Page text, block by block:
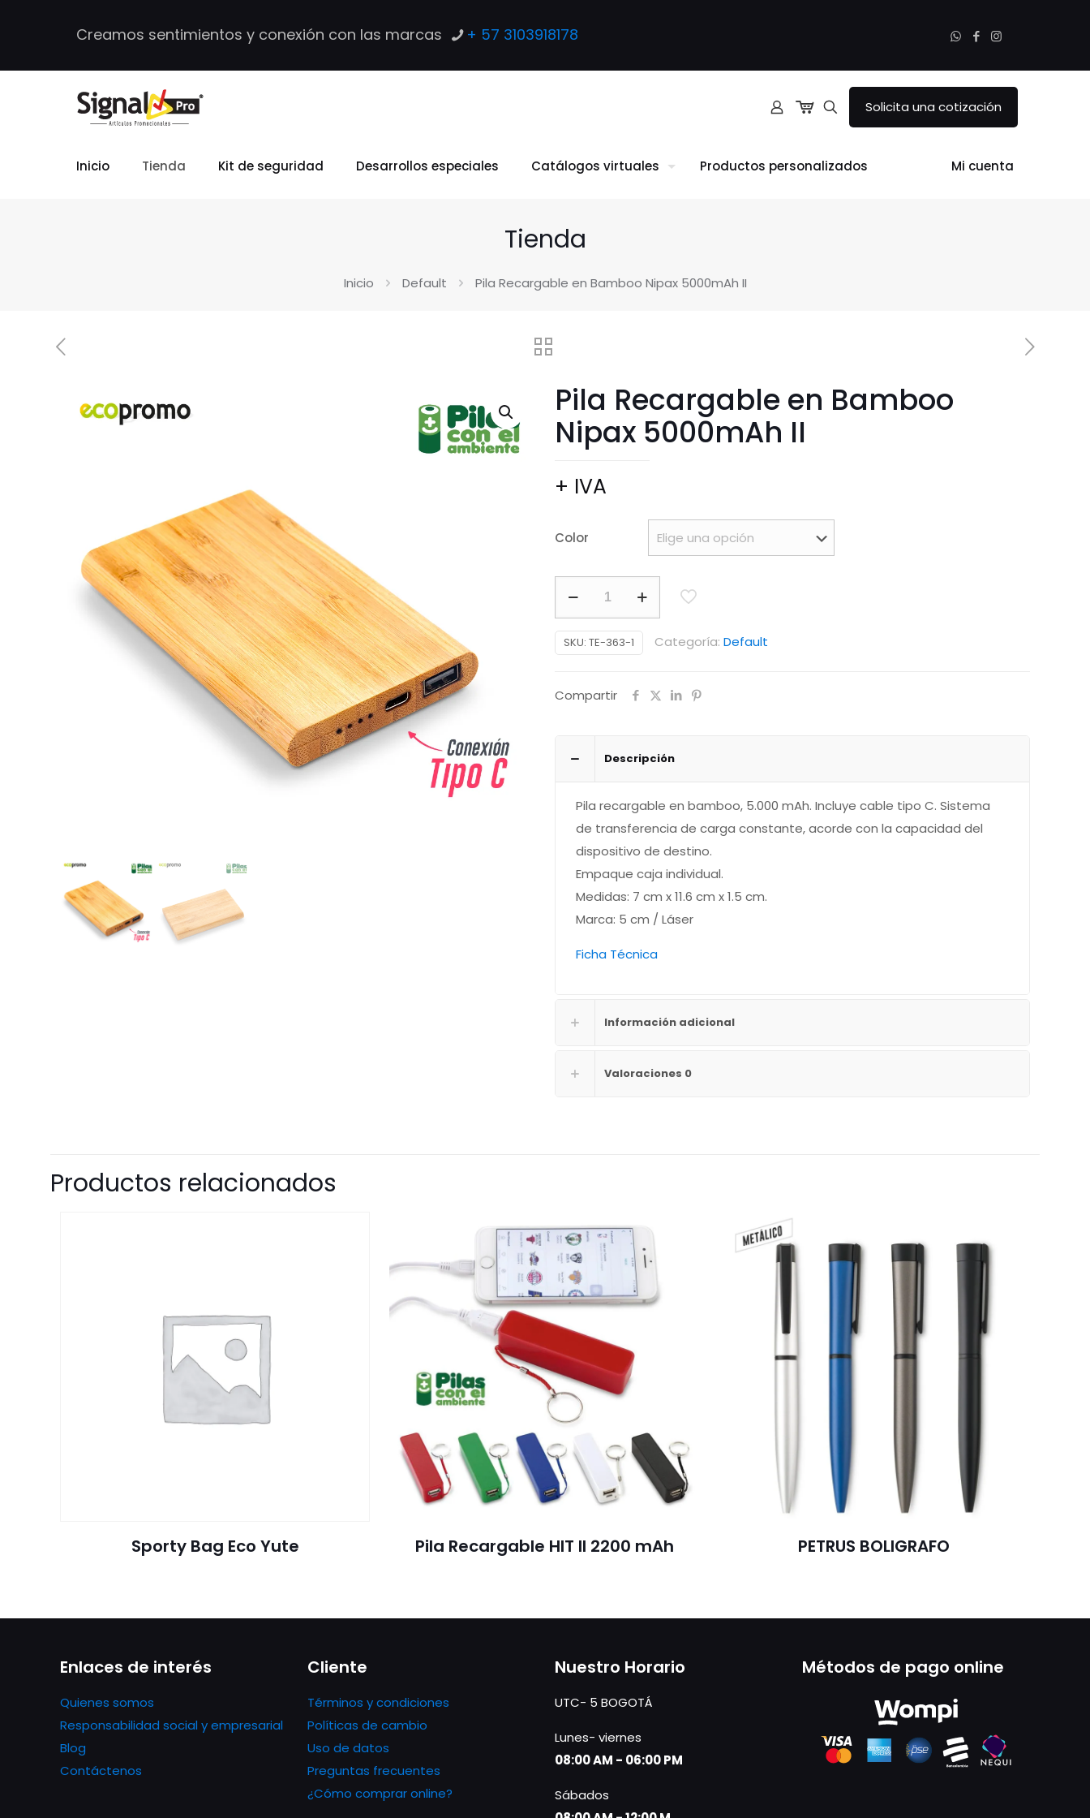
Creamos sentimientos y conexión con las marcas + 57 3103918178
Solicita una cotización
Inicio Tienda Kit de seguridad Desarrollos especiales Catálogos virtuales Productos personalizados Mi cuenta
Tienda
Inicio Default Pila Recargable en Bamboo Nipax 5000mAh II
Pila Recargable en Bamboo
Nipax 5000mAh II
+ IVA
Color
en
Bamboo
5000mAh
SKU: TE-363-1 Categoría: Default
Compartir
Descripción
Pila recargable en bamboo, 5.000 mAh. Incluye cable tipo C. Sistema
de transferencia de carga constante, acorde con la capacidad del
dispositivo de destino.
Empaque caja individual.
Medidas: 7 cm x 11.6 cm x 1.5 cm.
Marca: 5 cm / Láser
Ficha Técnica
Información adicional
Valoraciones 0
Productos relacionados
Sporty Bag Eco Yute Pila Recargable HIT II 2200 mAh PETRUS BOLIGRAFO
Enlaces de interés
Quienes somos
Responsabilidad social y empresarial
Blog
Contáctenos
Cliente
Términos y condiciones
Políticas de cambio
Uso de datos
Preguntas frecuentes
¿Cómo comprar online?
Nuestro Horario
UTC- 5 BOGOTÁ
Lunes- viernes
08:00 AM - 06:00 PM
Sábados
Métodos de pago online